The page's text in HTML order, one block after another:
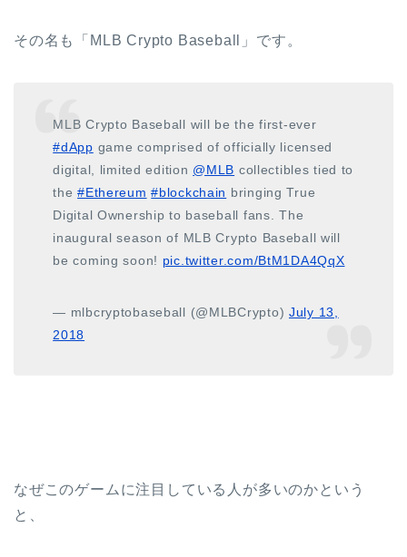
その名も「MLB Crypto Baseball」です。
MLB Crypto Baseball will be the first-ever
#dApp game comprised of officially licensed
digital, limited edition @MLB collectibles tied to
the#Ethereum #blockchain bringing True
Digital Ownership to baseball fans. The
inaugural season of MLB Crypto Baseball will
be coming soon! pic.twitter.com/BtM1DA4QqX
— mlbcryptobaseball (@MLBCrypto) July 13,
2018
なぜこのゲームに注目している人が多いのかという
と、